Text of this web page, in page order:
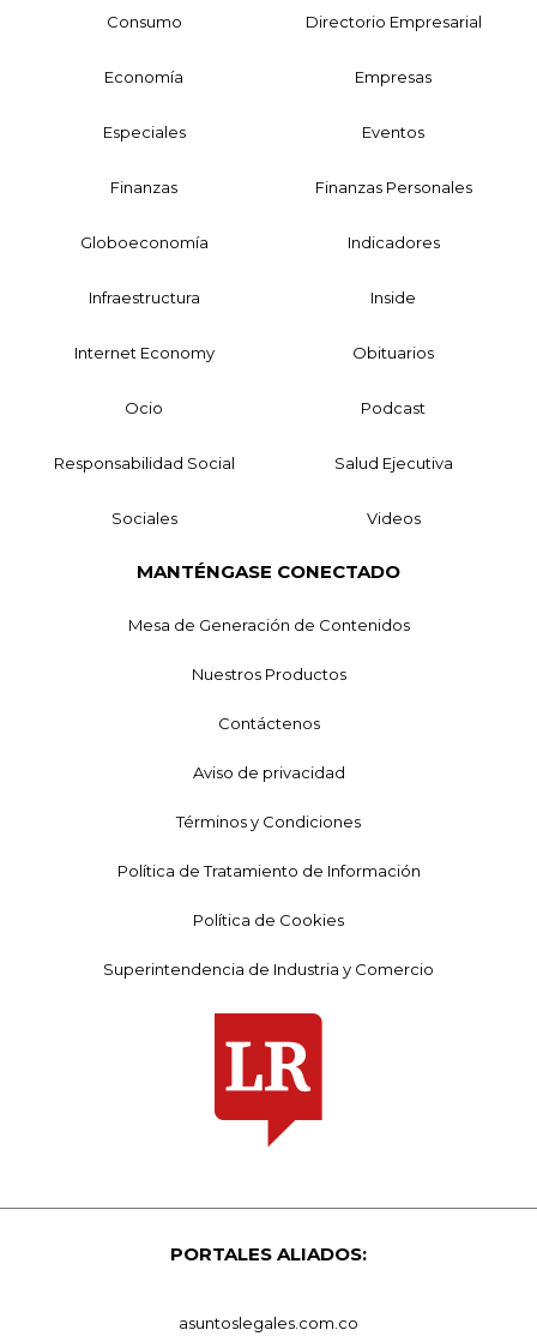
Consumo Directorio Empresarial
Economía Empresas
Especiales Eventos
Finanzas Finanzas Personales
Globoeconomía Indicadores
Infraestructura Inside
Internet Economy Obituarios
Ocio Podcast
Responsabilidad Social Salud Ejecutiva
Sociales Videos
MANTÉNGASE CONECTADO
Mesa de Generación de Contenidos
Nuestros Productos
Contáctenos
Aviso de privacidad
Términos y Condiciones
Política de Tratamiento de Información
Política de Cookies
Superintendencia de Industria y Comercio
PORTALES ALIADOS:
asuntoslegales.com.co